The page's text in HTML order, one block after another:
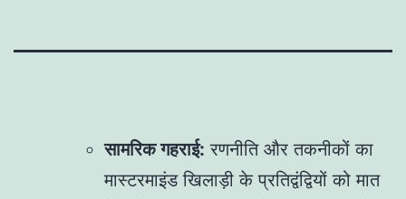
सामरिक गहराई: रणनीति और तकनीकों का
मास्टरमाइंड खिलाड़ी के प्रतिद्वंद्वियों को मात